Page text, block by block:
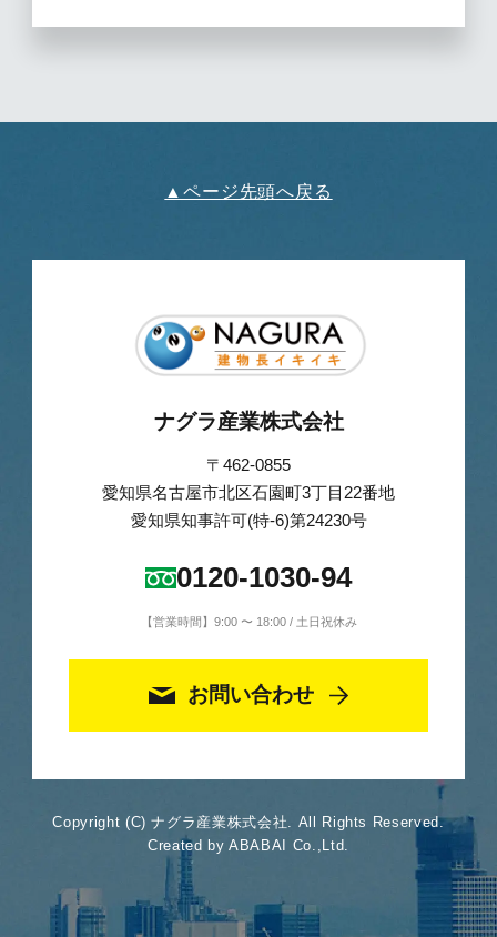
▲ページ先頭へ戻る
Copyright (C) ナグラ産業株式会社. All Rights Reserved.
Created by ABABAI Co.,Ltd.
ナグラ産業株式会社
〒462-0855
愛知県名古屋市北区石園町3丁目22番地
愛知県知事許可(特-6)第24230号
0120-1030-94
【営業時間】9:00 〜 18:00 / 土日祝休み
お問い合わせ